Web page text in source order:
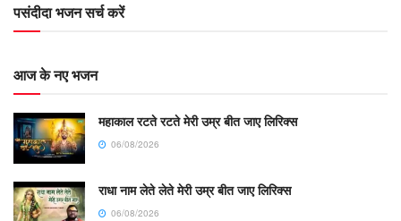
पसंदीदा भजन सर्च करें
आज के नए भजन
महाकाल रटते रटते मेरी उम्र बीत जाए लिरिक्स
06/08/2026
राधा नाम लेते लेते मेरी उम्र बीत जाए लिरिक्स
06/08/2026